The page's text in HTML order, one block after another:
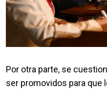
Por otra parte, se
ser promovidos para que